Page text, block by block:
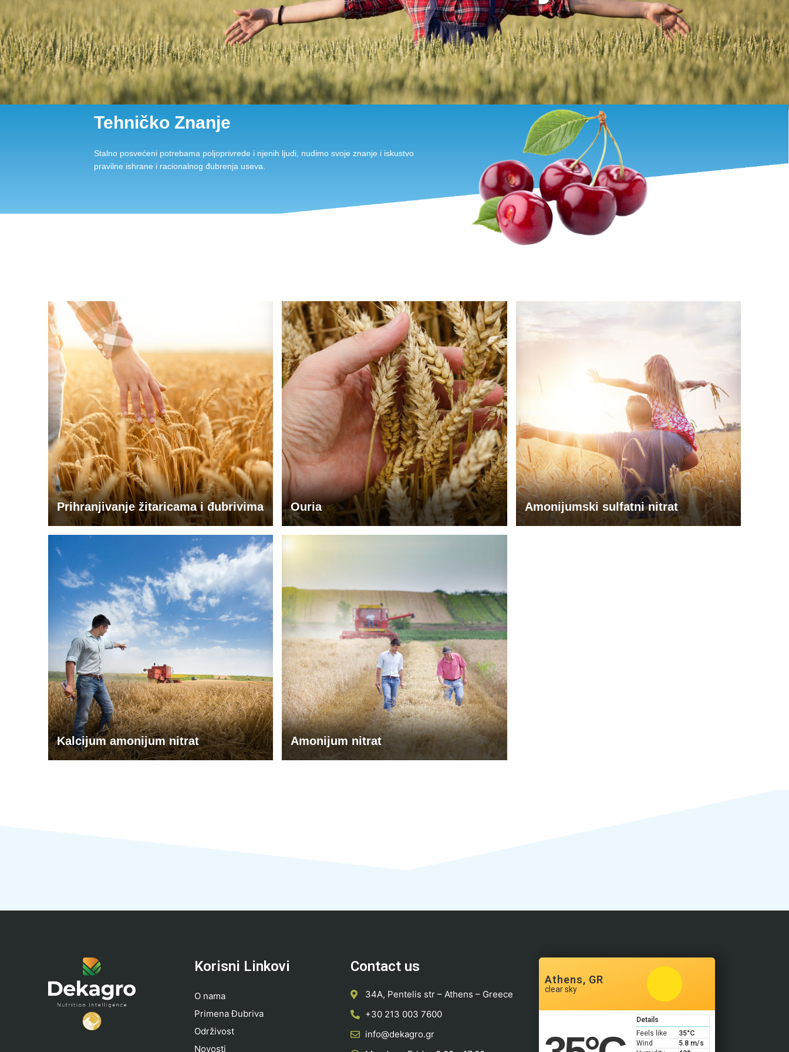
Tehničko Znanje
Stalno posvećeni potrebama poljoprivrede i njenih ljudi, nudimo svoje znanje i iskustvo
pravilne ishrane i racionalnog đubrenja useva.
Prihranjivanje žitaricama i đubrivima Ouria Amonijumski sulfatni nitrat
Kalcijum amonijum nitrat Amonijum nitrat
Korisni Linkovi
O nama
Primena Đubriva
Održivost
Novosti
Contact us
34A, Pentelis str – Athens – Greece
+30 213 003 7600
info@dekagro.gr
Athens, GR
clear sky
Details
Feels like
35°C
Wind
5.8 m/s